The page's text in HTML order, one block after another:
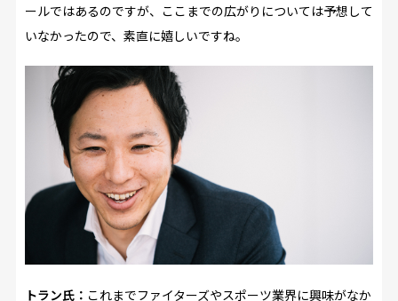
ールではあるのですが、ここまでの広がりについては予想して
いなかったので、素直に嬉しいですね。
トラン氏： これまでファイターズやスポーツ業界に興味がなか